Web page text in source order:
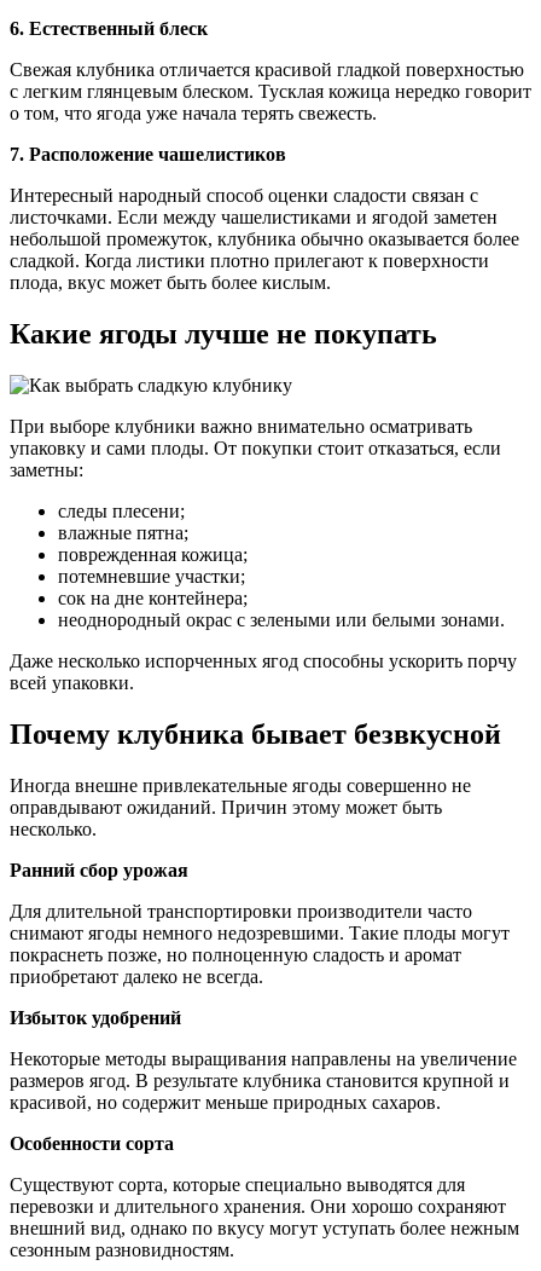
6. Естественный блеск
Свежая клубника отличается красивой гладкой поверхностью
с легким глянцевым блеском. Тусклая кожица нередко говорит
о том, что ягода уже начала терять свежесть.
7. Расположение чашелистиков
Интересный народный способ оценки сладости связан с
листочками. Если между чашелистиками и ягодой заметен
небольшой промежуток, клубника обычно оказывается более
сладкой. Когда листики плотно прилегают к поверхности
плода, вкус может быть более кислым.
Какие ягоды лучше не покупать
При выборе клубники важно внимательно осматривать
упаковку и сами плоды. От покупки стоит отказаться, если
заметны:
следы плесени;
влажные пятна;
поврежденная кожица;
потемневшие участки;
сок на дне контейнера;
неоднородный окрас с зелеными или белыми зонами.
Даже несколько испорченных ягод способны ускорить порчу
всей упаковки.
Почему клубника бывает безвкусной
Иногда внешне привлекательные ягоды совершенно не
оправдывают ожиданий. Причин этому может быть
несколько.
Ранний сбор урожая
Для длительной транспортировки производители часто
снимают ягоды немного недозревшими. Такие плоды могут
покраснеть позже, но полноценную сладость и аромат
приобретают далеко не всегда.
Избыток удобрений
Некоторые методы выращивания направлены на увеличение
размеров ягод. В результате клубника становится крупной и
красивой, но содержит меньше природных сахаров.
Особенности сорта
Существуют сорта, которые специально выводятся для
перевозки и длительного хранения. Они хорошо сохраняют
внешний вид, однако по вкусу могут уступать более нежным
сезонным разновидностям.